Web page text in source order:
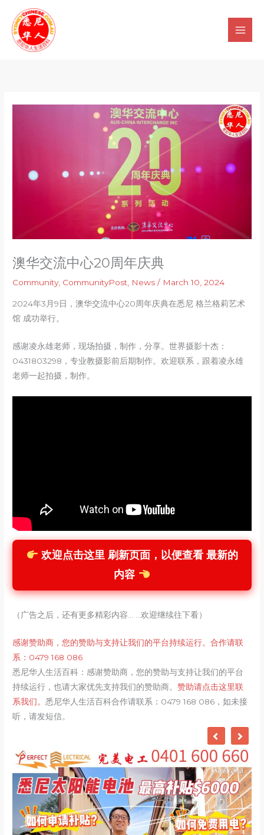
content
澳华交流中心20周年庆典
Community, CommunityPost, News / March 10, 2024
2024年3月9日，澳华交流中心20周年庆典在悉尼 格兰格莉艺术
馆 成功举行。
感谢凌永雄老师，现场拍摄，制作，分享。世界摄影十杰：
0431803298，专业教摄影前后期制作。欢迎联系，跟着凌永雄
老师一起拍摄，制作。
欢迎点击这里 刷新页面，以便查看 最新的
内容
（广告之后，还有更多精彩内容... ...欢迎继续往下看）
感谢赞助商，您的赞助与支持让我们的平台持续运行。合作请联
系：0479 168 086
悉尼华人生活百科：感谢赞助商，您的赞助与支持让我们的平台
持续运行，也请大家优先支持我们的赞助商。赞助请点击这里联
系我们。悉尼华人生活百科合作请联系：0479 168 086，如未接
听，请发短信。